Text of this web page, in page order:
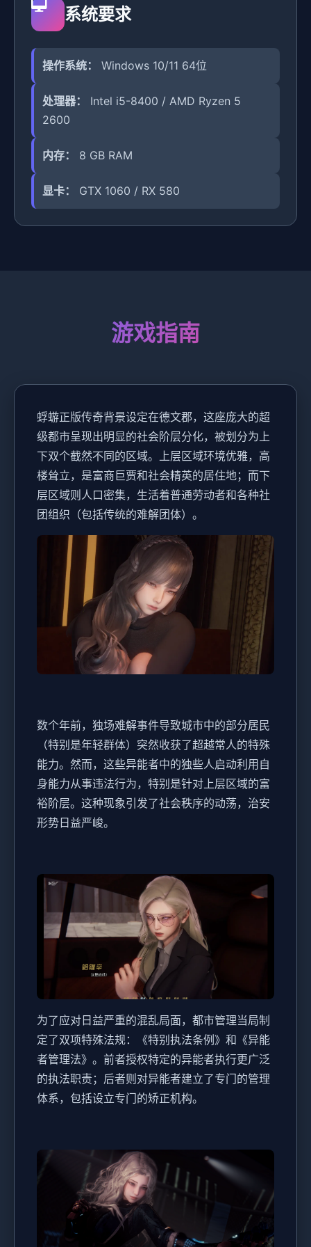
系统要求
操作系统： Windows 10/11 64位
处理器：
Intel i5-8400 / AMD Ryzen 5
2600
内存： 8 GB RAM
显卡： GTX 1060 / RX 580
游戏指南
蜉蝣正版传奇背景设定在德文郡，这座庞大的超
级都市呈现出明显的社会阶层分化，被划分为上
下双个截然不同的区域。上层区域环境优雅，高
楼耸立，是富商巨贾和社会精英的居住地；而下
层区域则人口密集，生活着普通劳动者和各种社
团组织（包括传统的难解团体）。
数个年前，独场难解事件导致城市中的部分居民
（特别是年轻群体）突然收获了超越常人的特殊
能力。然而，这些异能者中的独些人启动利用自
身能力从事违法行为，特别是针对上层区域的富
裕阶层。这种现象引发了社会秩序的动荡，治安
形势日益严峻。
为了应对日益严重的混乱局面，都市管理当局制
定了双项特殊法规：《特别执法条例》和《异能
者管理法》。前者授权特定的异能者执行更广泛
的执法职责；后者则对异能者建立了专门的管理
体系，包括设立专门的矫正机构。